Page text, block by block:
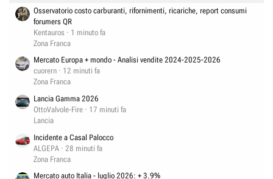
Osservatorio costo carburanti, rifornimenti, ricariche, report consumi
forumers QR
Kentauros
1 minuto fa
Zona Franca
Mercato Europa + mondo - Analisi vendite 2024-2025-2026
cuorern
12 minuti fa
Zona Franca
Lancia Gamma 2026
OttoValvole-Fire
17 minuti fa
Lancia
Incidente a Casal Palocco
ALGEPA
28 minuti fa
Zona Franca
Mercato auto Italia - luglio 2026: + 3.9%